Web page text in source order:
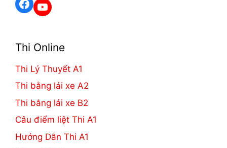
YouTube
Thi Online
Thi Lý Thuyết A1
Thi bằng lái xe A2
Thi bằng lái xe B2
Câu điểm liệt Thi A1
Hướng Dẫn Thi A1